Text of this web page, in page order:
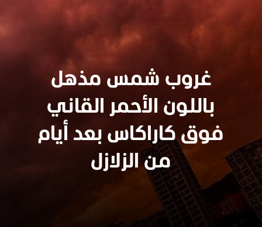
غروب شمس مذهل
باللون الأحمر القاني
فوق كاراكاس بعد أيام
من الزلازل